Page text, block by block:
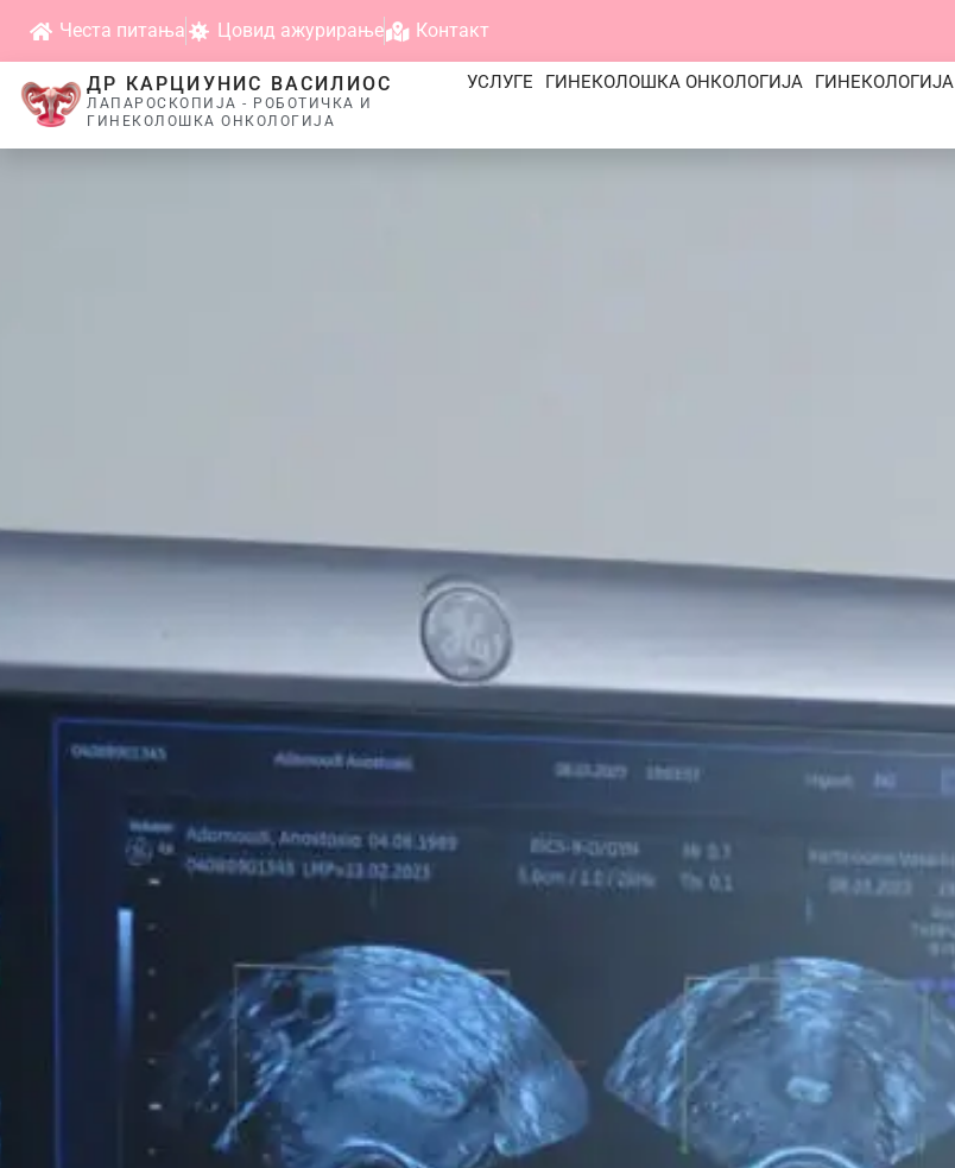
Честа питања Цовид ажурирање Контакт
ДР КАРЦИУНИС ВАСИЛИОС
ЛАПАРОСКОПИЈА - РОБОТИЧКА И
ГИНЕКОЛОШКА ОНКОЛОГИЈА
УСЛУГЕ ГИНЕКОЛОШКА ОНКОЛОГИЈА ГИНЕКОЛОГИЈА